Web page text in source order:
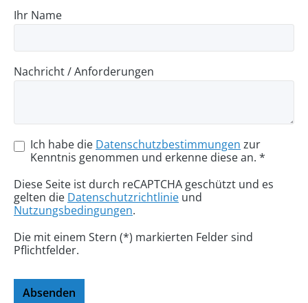
Ihr Name
Nachricht / Anforderungen
Ich habe die Datenschutzbestimmungen zur
Kenntnis genommen und erkenne diese an. *
Diese Seite ist durch reCAPTCHA geschützt und es
gelten die Datenschutzrichtlinie und
Nutzungsbedingungen.
Die mit einem Stern (*) markierten Felder sind
Pflichtfelder.
Absenden